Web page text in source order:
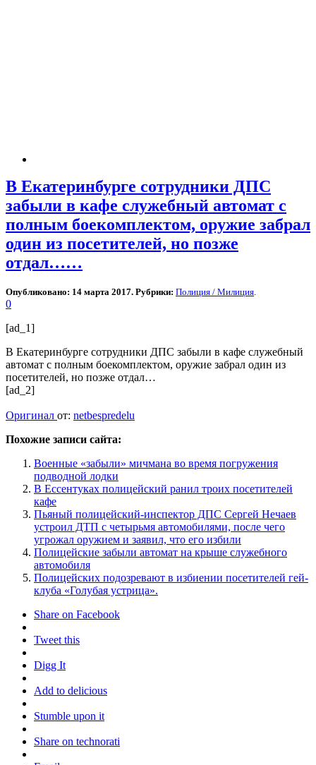
В Екатеринбурге сотрудники ДПС
забыли в кафе служебный автомат с
полным боекомплектом, оружие забрал
один из посетителей, но позже
отдал……
Опубликовано: 14 марта 2017. Рубрики: Полиция / Милиция
0
[ad_1]
В Екатеринбурге сотрудники ДПС забыли в кафе служебный
автомат с полным боекомплектом, оружие забрал один из
посетителей, но позже отдал…
[ad_2]
Оригинал от: netbespredelu
Похожие записи сайта:
Военные «забыли» мичмана во время погружения
подводной лодки
В Ессентуках полицейский ранил троих посетителей
кафе
Пьяный полицейский-инспектор ДПС Сергей Нечаев
устроил ДТП с четырьмя автомобилями, после чего
угрожал оружием и заявил, что его избили
Полицейские забыли автомат на крыше служебного
автомобиля
Полицейских подозревают в избиении посетителей гей-
клуба «Голубая устрица».
Share on Facebook
Tweet this
Digg It
Add to delicious
Stumble upon it
Share on technorati